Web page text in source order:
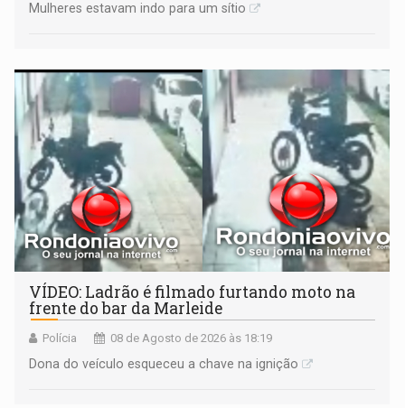
Mulheres estavam indo para um sítio
VÍDEO: Ladrão é filmado furtando moto na
frente do bar da Marleide
Polícia 08 de Agosto de 2026 às 18:19
Dona do veículo esqueceu a chave na ignição